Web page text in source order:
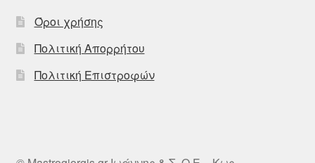
Όροι χρήσης
Πολιτική Απορρήτου
Πολιτική Επιστροφών